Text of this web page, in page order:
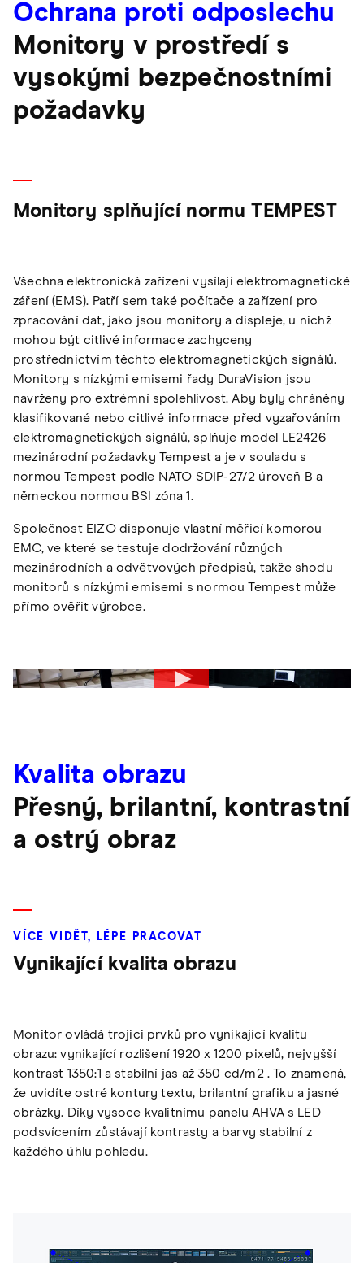
Ochrana proti odposlechu
Monitory v prostředí s
vysokými bezpečnostními
požadavky
Monitory splňující normu TEMPEST
Všechna elektronická zařízení vysílají elektromagnetické
záření (EMS). Patří sem také počítače a zařízení pro
zpracování dat, jako jsou monitory a displeje, u nichž
mohou být citlivé informace zachyceny
prostřednictvím těchto elektromagnetických signálů.
Monitory s nízkými emisemi řady DuraVision jsou
navrženy pro extrémní spolehlivost. Aby byly chráněny
klasifikované nebo citlivé informace před vyzařováním
elektromagnetických signálů, splňuje model LE2426
mezinárodní požadavky Tempest a je v souladu s
normou Tempest podle NATO SDIP-27/2 úroveň B a
německou normou BSI zóna 1.
Společnost EIZO disponuje vlastní měřicí komorou
EMC, ve které se testuje dodržování různých
mezinárodních a odvětvových předpisů, takže shodu
monitorů s nízkými emisemi s normou Tempest může
přímo ověřit výrobce.
Kvalita obrazu
Přesný, brilantní, kontrastní
a ostrý obraz
VÍCE VIDĚT, LÉPE PRACOVAT
Vynikající kvalita obrazu
Monitor ovládá trojici prvků pro vynikající kvalitu
obrazu: vynikající rozlišení 1920 x 1200 pixelů, nejvyšší
kontrast 1350:1 a stabilní jas až 350 cd/m2 . To znamená,
že uvidíte ostré kontury textu, brilantní grafiku a jasné
obrázky. Díky vysoce kvalitnímu panelu AHVA s LED
podsvícením zůstávají kontrasty a barvy stabilní z
každého úhlu pohledu.